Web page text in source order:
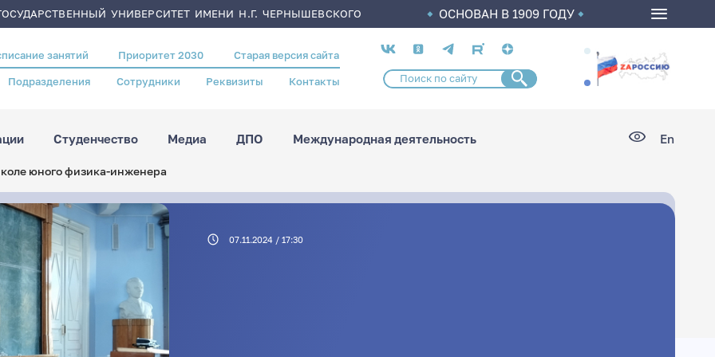
УНИВЕРСИТЕТ ИМЕНИ Н.Г. ЧЕРНЫШЕВСКОГО ОСНОВАН В 1909 ГОДУ
занятий Приоритет 2030 Старая версия сайта
Подразделения Сотрудники Реквизиты Контакты
Социальные
сети
Студенчество Медиа ДПО Международная деятельность En
юного физика-инженера
07.11.2024 / 17:30